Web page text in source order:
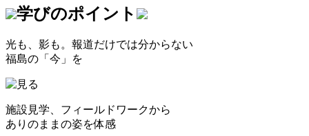
学びのポイント
光も、影も。報道だけでは分からない
福島の 「今」 を
施設見学、フィールドワークから
ありのままの姿を体感